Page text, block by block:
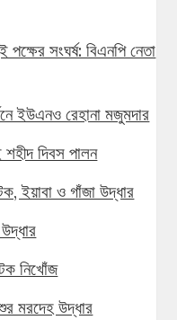
সংঘর্ষ: বিএনপি নেতা
ইউএনও রেহানা মজুমদার
দিবস পালন
ইয়াবা ও গাঁজা উদ্ধার
নিখোঁজ
মরদেহ উদ্ধার